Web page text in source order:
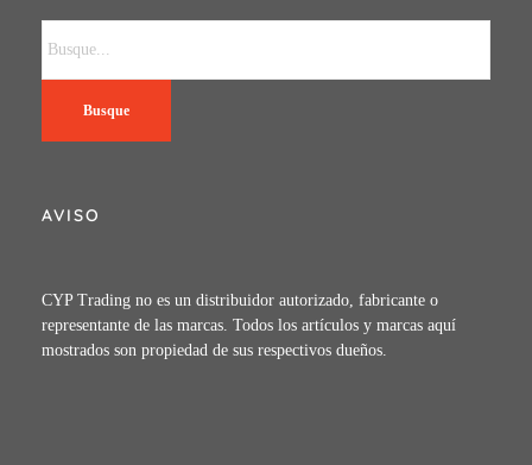
Busque
AVISO
CYP Trading no es un distribuidor autorizado, fabricante o
representante de las marcas. Todos los artículos y marcas aquí
mostrados son propiedad de sus respectivos dueños.